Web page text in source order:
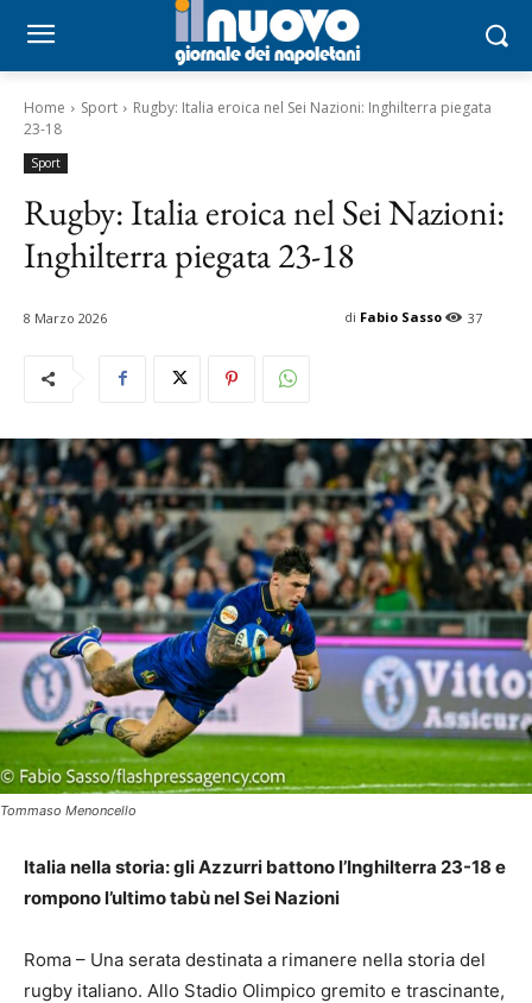
Home Sport
Rugby: Italia eroica nel Sei Nazioni: Inghilterra piegata
23-18
Sport
Rugby: Italia eroica nel Sei Nazioni:
Inghilterra piegata 23-18
8 Marzo 2026 37
di Fabio Sasso
Tommaso Menoncello
Italia nella storia: gli Azzurri battono l’Inghilterra 23-18 e
rompono l’ultimo tabù nel Sei Nazioni
Roma – Una serata destinata a rimanere nella storia del
rugby italiano. Allo Stadio Olimpico gremito e trascinante,